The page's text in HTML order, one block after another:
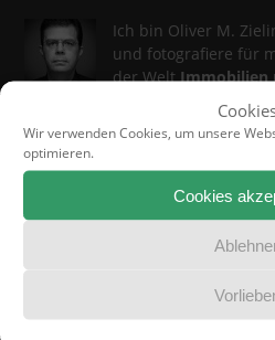
Wir verwenden Cookies, um unsere
optimieren.
Cookies
Ich bin Oliver M.
und fotografiere für
der WeltImmobilien
artverwandten Genres
Architektur
Mein Fotostudio PrimePhoto
Foto-Workshops für
Jetzt lesen